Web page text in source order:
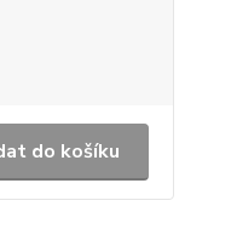
do košíku